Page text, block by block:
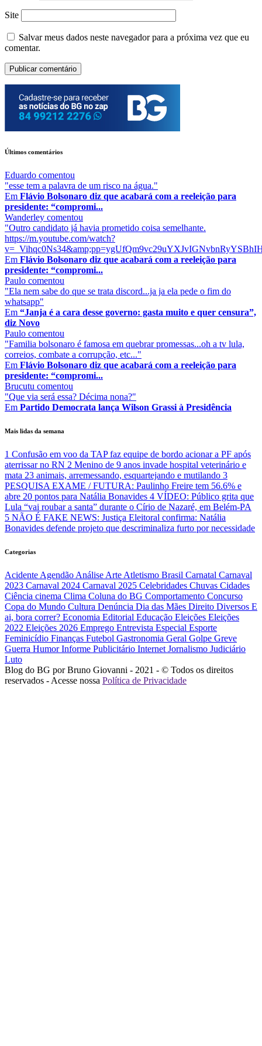
Site
Salvar meus dados neste navegador para a próxima vez que eu
comentar.
Últimos comentários
Eduardo comentou
"esse tem a palavra de um risco na água."
Em Flávio Bolsonaro diz que acabará com a reeleição para
presidente: “compromi...
Wanderley comentou
"Outro candidato já havia prometido coisa semelhante.
https://m.youtube.com/watch?
Em Flávio Bolsonaro diz que acabará com a reeleição para
presidente: “compromi...
Paulo comentou
"Ela nem sabe do que se trata discord...ja ja ela pede o fim do
whatsapp"
Em “Janja é a cara desse governo: gasta muito e quer censura”,
diz Novo
Paulo comentou
"Familia bolsonaro é famosa em quebrar promessas...oh a tv lula,
correios, combate a corrupção, etc..."
Em Flávio Bolsonaro diz que acabará com a reeleição para
presidente: “compromi...
Brucutu comentou
"Que via será essa? Décima nona?"
Em Partido Democrata lança Wilson Grassi à Presidência
Mais lidas da semana
1 Confusão em voo da TAP faz equipe de bordo acionar a PF após
aterrissar no RN 2 Menino de 9 anos invade hospital veterinário e
mata 23 animais, arremessando, esquartejando e mutilando 3
PESQUISA EXAME / FUTURA: Paulinho Freire tem 56.6% e
abre 20 pontos para Natália Bonavides 4 VÍDEO: Público grita que
Lula “vai roubar a santa” durante o Círio de Nazaré, em Belém-PA
5 NÃO É FAKE NEWS: Justiça Eleitoral confirma: Natália
Bonavides defende projeto que descriminaliza furto por necessidade
Categorias
Acidente Agendão Análise Arte Atletismo Brasil Carnatal Carnaval
2023 Carnaval 2024 Carnaval 2025 Celebridades Chuvas Cidades
Ciência cinema Clima Coluna do BG Comportamento Concurso
Copa do Mundo Cultura Denúncia Dia das Mães Direito Diversos E
ai, bora correr? Economia Editorial Educação Eleições Eleições
2022 Eleições 2026 Emprego Entrevista Especial Esporte
Feminicídio Finanças Futebol Gastronomia Geral Golpe Greve
Guerra HumorInforme Publicitário Internet Jornalismo Judiciário
Luto
Blog do BG por Bruno Giovanni - 2021 - © Todos os direitos
reservados - Acesse nossa Política de Privacidade